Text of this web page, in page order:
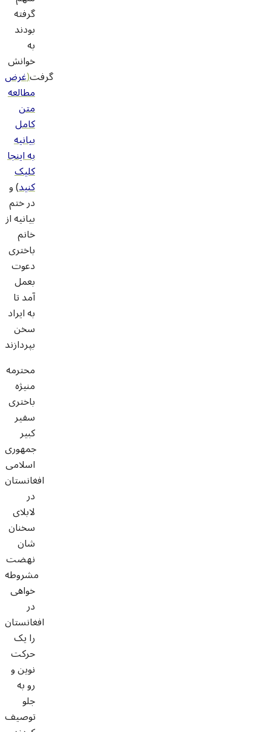
گرفته
بودند
به
خوانش
گرفت(غرض
مطالعه
متن
کامل
بیانیه
به اینجا
کلیک
کنید) و
در ختم
بیانیه از
خانم
باختری
دعوت
بعمل
آمد تا
به ایراد
سخن
بپردازند
محترمه
منیژه
باختری
سفیر
کبیر
جمهوری
اسلامی
افغانستان
در
لابلای
سخنان
شان
نهضت
مشروطه
خواهی
در
افغانستان
را یک
حرکت
نوین و
رو به
جلو
توصیف